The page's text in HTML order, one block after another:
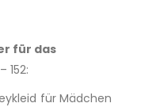
für das
152:
für Mädchen